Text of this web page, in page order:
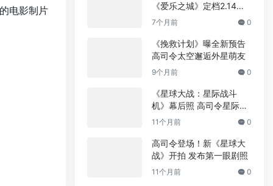
电影制片
《爱乐之城》定档2.14重
映
7个月前 0
《挽救计划》曝全新预告
高司令太空邂逅外星萌友
9个月前 0
《星球大战：星际战斗
机》幕后照 高司令星际带
娃
11个月前 0
高司令登场！新《星球大
战》开拍 发布第一眼剧照
11个月前 0